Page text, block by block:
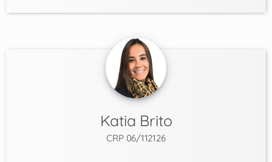
Katia Brito
CRP 06/112126